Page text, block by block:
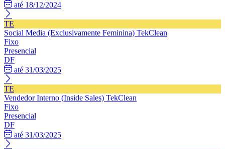
até 18/12/2024
TE
Social Media (Exclusivamente Feminina) TekClean
Fixo
Presencial
DF
até 31/03/2025
TE
Vendedor Interno (Inside Sales) TekClean
Fixo
Presencial
DF
até 31/03/2025